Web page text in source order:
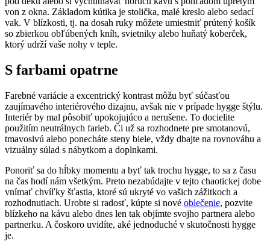
von z okna. Základom kútika je stolička, malé kreslo alebo sedací
vak. V blízkosti, tj. na dosah ruky môžete umiestniť prútený košík
so zbierkou obľúbených kníh, svietniky alebo huňatý koberček,
ktorý udrží vaše nohy v teple.
S farbami opatrne
Farebné variácie a excentrický kontrast môžu byť súčasťou
zaujímavého interiérového dizajnu, avšak nie v prípade hygge štýlu.
Interiér by mal pôsobiť upokojujúco a nerušene. To docielite
použitím neutrálnych farieb. Či už sa rozhodnete pre smotanovú,
tmavosivú alebo ponecháte steny biele, vždy dbajte na rovnováhu a
vizuálny súlad s nábytkom a doplnkami.
Ponoriť sa do hĺbky momentu a byť tak trochu hygge, to sa z času
na čas hodí nám všetkým. Preto nezabúdajte v tejto chaotickej dobe
vnímať chvíľky šťastia, ktoré sú ukryté vo vašich zážitkoch a
rozhodnutiach. Urobte si radosť, kúpte si nové oblečenie, pozvite
blízkeho na kávu alebo dnes len tak objímte svojho partnera alebo
partnerku. A čoskoro uvidíte, aké jednoduché v skutočnosti hygge
je.